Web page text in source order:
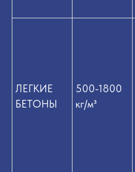
ЛЕГКИЕ
БЕТОНЫ
500-1800
кг/м³